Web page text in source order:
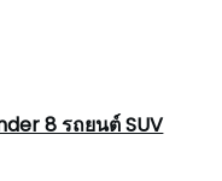
8 รถยนต์ SUV